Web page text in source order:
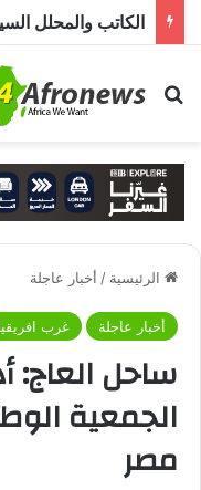
بحث عن
الرئيسية / أخبار عاجلة
أخبار عاجلة غرب
ساحل العاج:
الجمعية
مصر